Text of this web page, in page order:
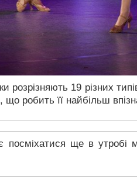
розрізняють 19 різних
що робить її найбільш
ще в утробі